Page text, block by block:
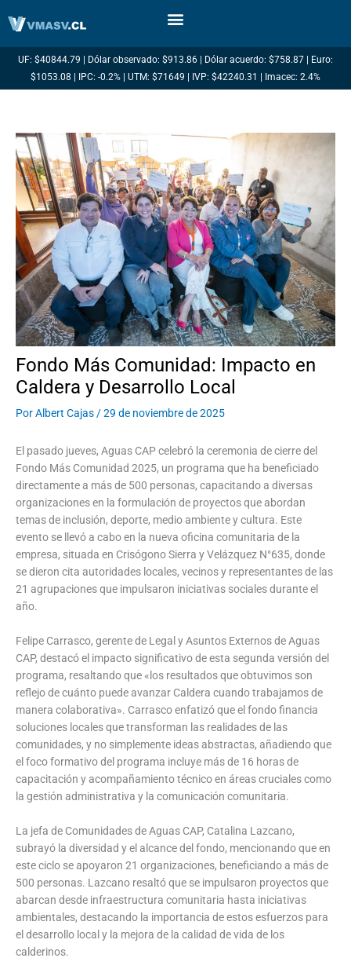
UF: $40844.79 | Dólar observado: $913.86 | Dólar acuerdo: $758.87 | Euro:
$1053.08 | IPC: -0.2% | UTM: $71649 | IVP: $42240.31 | Imacec: 2.4%
Fondo Más Comunidad: Impacto en
Caldera y Desarrollo Local
PorAlbert Cajas /29 de noviembre de 2025
El pasado jueves, Aguas CAP celebró la ceremonia de cierre del
Fondo Más Comunidad 2025, un programa que ha beneficiado
directamente a más de 500 personas, capacitando a diversas
organizaciones en la formulación de proyectos que abordan
temas de inclusión, deporte, medio ambiente y cultura. Este
evento se llevó a cabo en la nueva oficina comunitaria de la
empresa, situada en Crisógono Sierra y Velázquez N°635, donde
se dieron cita autoridades locales, vecinos y representantes de las
21 agrupaciones que impulsaron iniciativas sociales durante el
año.
Felipe Carrasco, gerente de Legal y Asuntos Externos de Aguas
CAP, destacó el impacto significativo de esta segunda versión del
programa, resaltando que «los resultados que obtuvimos son
reflejo de cuánto puede avanzar Caldera cuando trabajamos de
manera colaborativa». Carrasco enfatizó que el fondo financia
soluciones locales que transforman las realidades de las
comunidades, y no simplemente ideas abstractas, añadiendo que
el foco formativo del programa incluye más de 16 horas de
capacitación y acompañamiento técnico en áreas cruciales como
la gestión administrativa y la comunicación comunitaria.
La jefa de Comunidades de Aguas CAP, Catalina Lazcano,
subrayó la diversidad y el alcance del fondo, mencionando que en
este ciclo se apoyaron 21 organizaciones, beneficiando a más de
500 personas. Lazcano resaltó que se impulsaron proyectos que
abarcan desde infraestructura comunitaria hasta iniciativas
ambientales, destacando la importancia de estos esfuerzos para
el desarrollo local y la mejora de la calidad de vida de los
calderinos.